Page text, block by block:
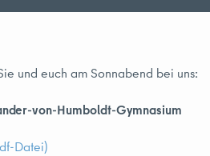
und euch am Sonnabend bei uns:
von-Humboldt-Gymnasium
Datei)